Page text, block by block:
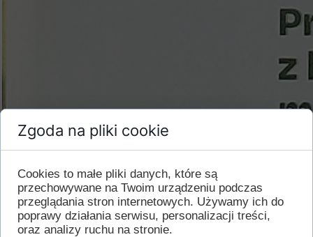
Zgoda na pliki cookie
Cookies to małe pliki danych, które są
przechowywane na Twoim urządzeniu podczas
przeglądania stron internetowych. Używamy ich do
poprawy działania serwisu, personalizacji treści,
oraz analizy ruchu na stronie.